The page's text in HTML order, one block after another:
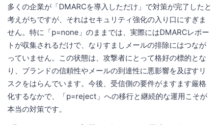
多くの企業が「DMARCを導入しただけ」で対策が完了したと
考えがちですが、それはセキュリティ強化の入り口にすぎま
せん。特に「p=none」のままでは、実際にはDMARCレポー
トが収集されるだけで、なりすましメールの排除にはつなが
っていません。この状態は、攻撃者にとって格好の標的とな
り、ブランドの信頼性やメールの到達性に悪影響を及ぼすリ
スクをはらんでいます。今後、受信側の要件がますます厳格
化するなかで、「p=reject」への移行と継続的な運用こそが
本当の対策です。